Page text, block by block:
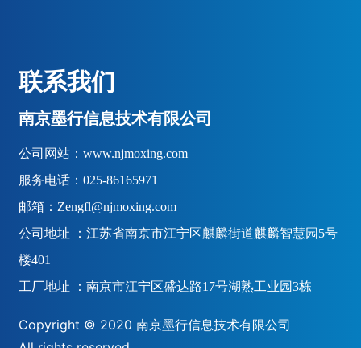
联系我们
南京墨行信息技术有限公司
公司网站：www.njmoxing.com
服务电话：025-86165971
邮箱： Zengfl@njmoxing.com
公司地址 ：江苏省南京市江宁区麒麟街道麒麟智慧园5号
楼401
工厂地址 ：南京市江宁区盛达路17号湖熟工业园3栋
Copyright © 2020 南京墨行信息技术有限公司